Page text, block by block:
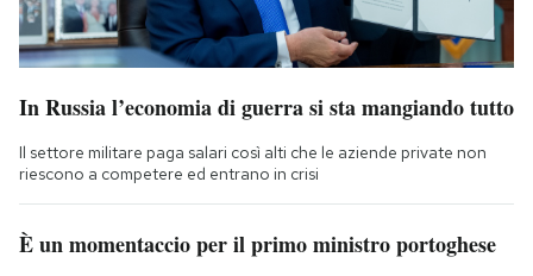
In Russia l’economia di guerra si sta mangiando tutto
Il settore militare paga salari così alti che le aziende private non
riescono a competere ed entrano in crisi
È un momentaccio per il primo ministro portoghese